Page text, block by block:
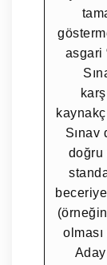
asgari
Sınav
doğru